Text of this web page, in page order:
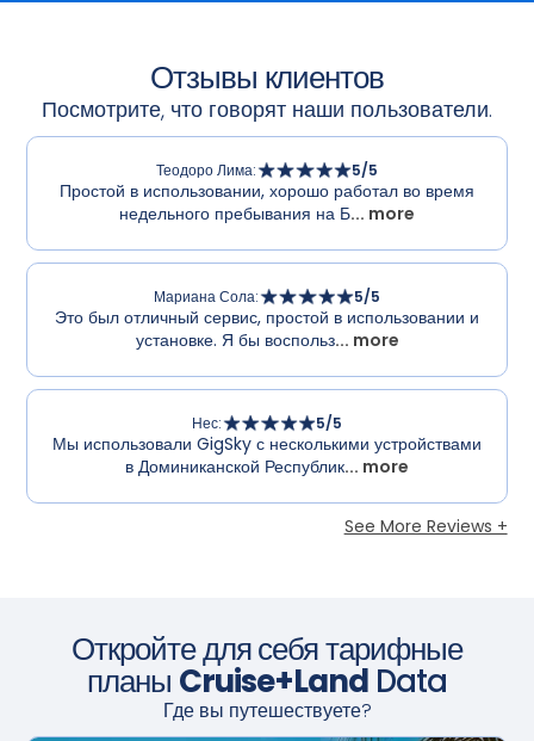
Отзывы клиентов
Посмотрите, что говорят наши пользователи.
Теодоро Лима: 5/5
Простой в использовании, хорошо работал во время
недельного пребывания на Б... more
Мариана Сола: 5/5
Это был отличный сервис, простой в использовании и
установке. Я бы воспольз... more
Нес: 5/5
Мы использовали GigSky с несколькими устройствами
в Доминиканской Республик... more
See More Reviews +
Откройте для себя тарифные
планы Cruise+LandData
Где вы путешествуете?